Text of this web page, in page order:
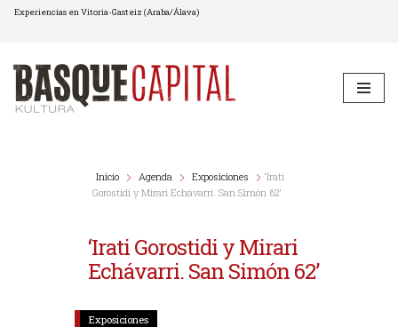
al
contenido
Experiencias en Vitoria-Gasteiz (Araba/Álava)
Inicio Agenda Exposiciones
‘Irati
Gorostidi y Mirari Echávarri. San Simón 62’
‘Irati Gorostidi y Mirari
Echávarri. San Simón 62’
Exposiciones